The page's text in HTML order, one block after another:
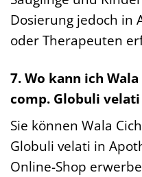
Dosierung jedoch in
oder Therapeuten
7. Wo kann ich
comp. Globuli
Sie können Wala
Globuli velati in
Online-Shop